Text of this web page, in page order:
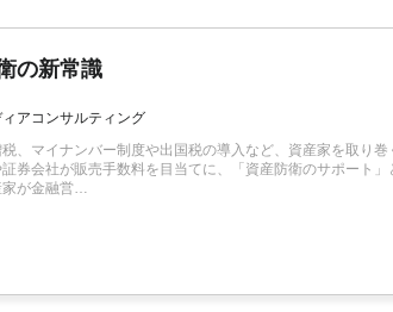
の新常識
アコンサルティング
、マイナンバー制度や出国税の導入など、資産家を取り
券会社が販売手数料を目当てに、「資産防衛のサポート
が金融営…